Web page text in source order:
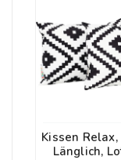
Kissen
Länglich,